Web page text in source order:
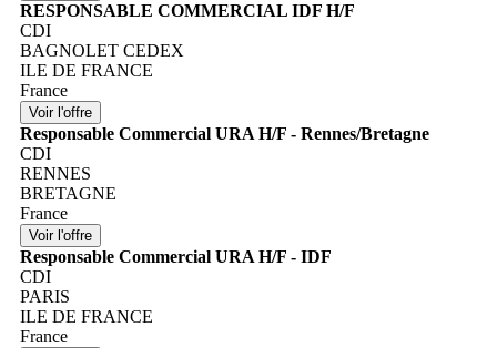
RESPONSABLE COMMERCIAL IDF H/F
CDI
BAGNOLET CEDEX
ILE DE FRANCE
France
Responsable Commercial URA H/F - Rennes/Bretagne
CDI
RENNES
BRETAGNE
France
Responsable Commercial URA H/F - IDF
CDI
PARIS
ILE DE FRANCE
France